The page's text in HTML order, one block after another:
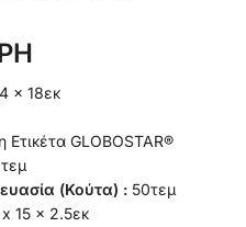
x 18εκ
GLOBOSTAR®
(Κούτα) : 50τεμ
15 x 2.5εκ